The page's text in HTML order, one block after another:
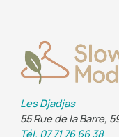
Les Djadjas
55 Rue de la Barre,
Tél. 07 71 76 66 38